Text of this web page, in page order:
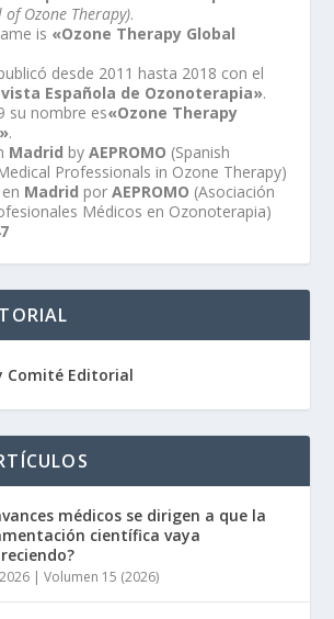
Ozone Therapy).
is «Ozone Therapy Global
desde 2011 hasta 2018 con el
Española de Ozonoterapia».
su nombre es«Ozone Therapy
.
Madrid byAEPROMO (Spanish
Professionals in Ozone Therapy)
Madrid porAEPROMO (Asociación
Médicos en Ozonoterapia)
Comité Editorial
médicos se dirigen a que la
científica vaya
|Volumen 15 (2026)